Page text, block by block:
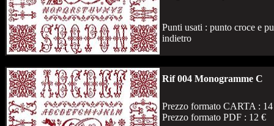
Punti usati : punto croce e
indietro
Rif 004 Monogramme C
Prezzo formato CARTA :
Prezzo formato PDF : 12 €